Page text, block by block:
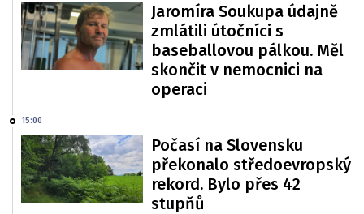
Jaromíra Soukupa údajně
zmlátili útočníci s
baseballovou pálkou. Měl
skončit v nemocnici na
operaci
15:00
Počasí na Slovensku
překonalo středoevropský
rekord. Bylo přes 42
stupňů